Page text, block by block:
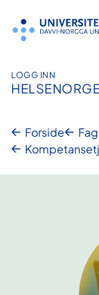
innhold
LOGG INN
Forside